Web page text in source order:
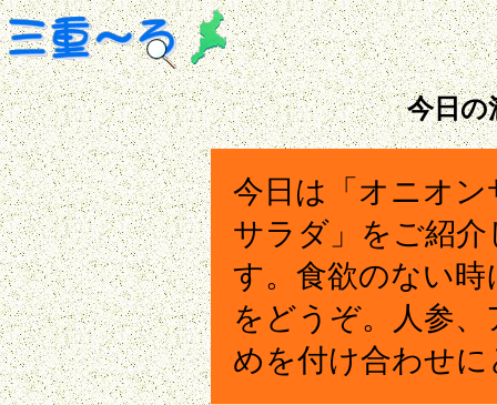
今日の
今日は「オニオ
サラダ」をご紹
す。食欲のない
をどうぞ。人参
めを付け合わせ